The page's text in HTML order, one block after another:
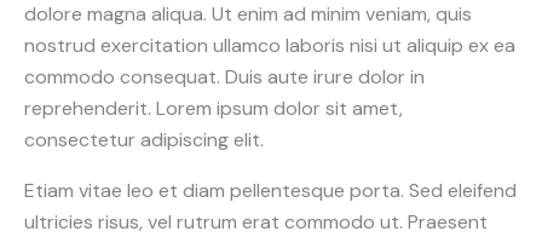
dolore magna aliqua. Ut enim ad minim veniam, quis
nostrud exercitation ullamco laboris nisi ut aliquip ex ea
commodo consequat. Duis aute irure dolor in
reprehenderit. Lorem ipsum dolor sit amet,
consectetur adipiscing elit.
Etiam vitae leo et diam pellentesque porta. Sed eleifend
ultricies risus, vel rutrum erat commodo ut. Praesent